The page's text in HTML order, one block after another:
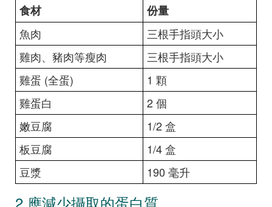
食材
份量
魚肉
三根手指頭大小
雞肉、豬肉等瘦肉
三根手指頭大小
雞蛋 (全蛋)
1 顆
雞蛋白
2 個
嫩豆腐
1/2 盒
板豆腐
1/4 盒
豆漿
190 毫升
2.應減少攝取的蛋白質